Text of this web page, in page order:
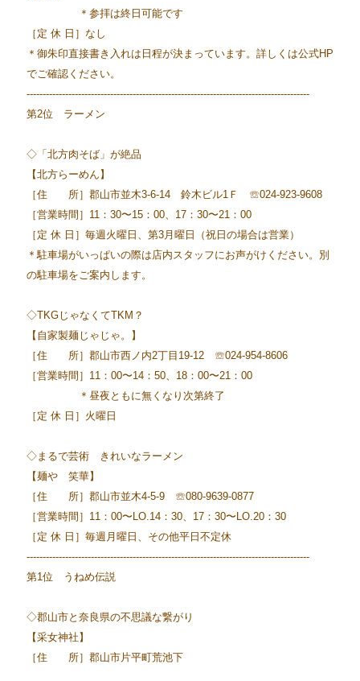
＊参拝は終日可能です
［定 休 日］なし
＊御朱印直接書き入れは日程が決まっています。詳しくは公式HP
でご確認ください。
----------------------------------------------------------------------------------------
第2位 ラーメン
◇「北方肉そば」が絶品
【北方らーめん】
［住 所］郡山市並木3-6-14 鈴木ビル1Ｆ ☏024-923-9608
［営業時間］11：30〜15：00、17：30〜21：00
［定 休 日］毎週火曜日、第3月曜日（祝日の場合は営業）
＊駐車場がいっぱいの際は店内スタッフにお声がけください。別
の駐車場をご案内します。
◇TKGじゃなくてTKM？
【自家製麺じゃじゃ。】
［住 所］郡山市西ノ内2丁目19-12 ☏024-954-8606
［営業時間］11：00〜14：50、18：00〜21：00
＊昼夜ともに無くなり次第終了
［定 休 日］火曜日
◇まるで芸術 きれいなラーメン
【麺や 笑華】
［住 所］郡山市並木4-5-9 ☏080-9639-0877
［営業時間］11：00〜LO.14：30、17：30〜LO.20：30
［定 休 日］毎週月曜日、その他平日不定休
----------------------------------------------------------------------------------------
第1位 うねめ伝説
◇郡山市と奈良県の不思議な繋がり
【采女神社】
［住 所］郡山市片平町荒池下